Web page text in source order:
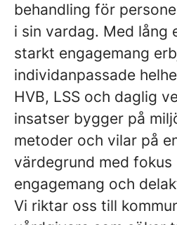
behandling för
i sin vardag. Med lång
starkt engagemang
individanpassade
HVB, LSS och daglig
insatser bygger på
metoder och vilar på
värdegrund med fokus
engagemang och
Vi riktar oss till